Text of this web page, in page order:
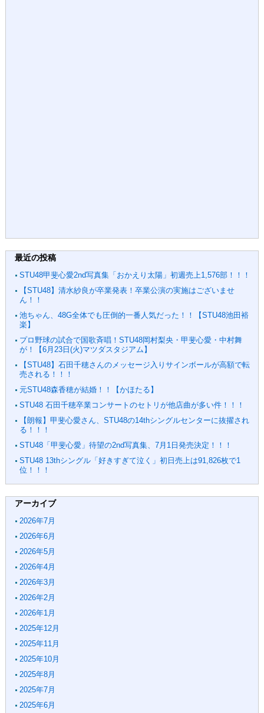
最近の投稿
STU48甲斐心愛2nd写真集「おかえり太陽」初週売上1,576部！！！
【STU48】清水紗良が卒業発表！卒業公演の実施はございませ
ん！！
池ちゃん、48G全体でも圧倒的一番人気だった！！【STU48池田裕
楽】
プロ野球の試合で国歌斉唱！STU48岡村梨央・甲斐心愛・中村舞
が！【6月23日(火)マツダスタジアム】
【STU48】石田千穂さんのメッセージ入りサインボールが高額で転
売される！！！
元STU48森香穂が結婚！！【かほたる】
STU48 石田千穂卒業コンサートのセトリが他店曲が多い件！！！
【朗報】甲斐心愛さん、STU48の14thシングルセンターに抜擢され
る！！！
STU48「甲斐心愛」待望の2nd写真集、7月1日発売決定！！！
STU48 13thシングル「好きすぎて泣く」初日売上は91,826枚で1
位！！！
アーカイブ
2026年7月
2026年6月
2026年5月
2026年4月
2026年3月
2026年2月
2026年1月
2025年12月
2025年11月
2025年10月
2025年8月
2025年7月
2025年6月